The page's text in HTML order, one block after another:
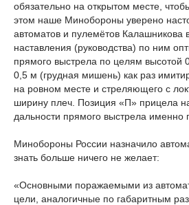
обязательно на открытом месте,
этом наше Минобороны уверено
автоматов и пулемётов Калашникова
наставления (руководства) по ним
прямого выстрела по целям
0,5 м (грудная мишень) как раз
на ровном месте и стреляющего с
ширину плеч. Позиция «П» прицела
дальности прямого выстрела именно
Минобороны России назначило
знать больше ничего не желает:
«Основными поражаемыми из
цели, аналогичные по габаритным